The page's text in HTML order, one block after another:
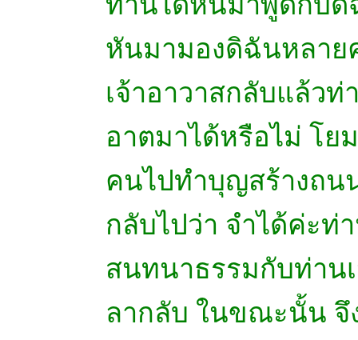
หันมามองดิฉันหลาย
เจ้าอาวาสกลับแล้ว
อาตมาได้หรือไม่ โย
คนไปทำบุญสร้างถน
กลับไปว่า จำได้ค่ะ
สนทนาธรรมกับท่าน
ลากลับ ในขณะนั้น จึ